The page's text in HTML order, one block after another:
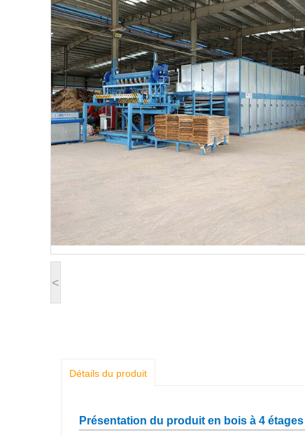
<
Détails du produit
Présentation du produit en bois à 4 étages